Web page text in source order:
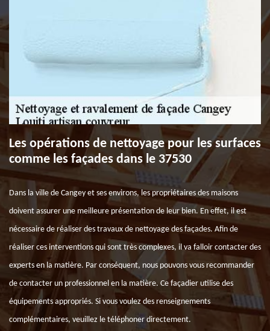
Les opérations de nettoyage pour les surfaces
comme les façades dans le 37530
Dans la ville de Cangey et ses environs, les propriétaires des maisons
doivent assurer une meilleure présentation de leur bien. En effet, il est
nécessaire de réaliser des travaux de nettoyage des façades. Afin de
réaliser ces interventions qui sont très complexes, il va falloir contacter des
experts en la matière. Par conséquent, nous pouvons vous recommander
de contacter un professionnel en la matière. Ce façadier utilise des
équipements appropriés. Si vous voulez des renseignements
complémentaires, veuillez le téléphoner directement.